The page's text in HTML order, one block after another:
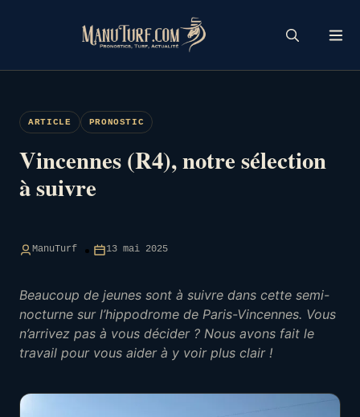
ARTICLE PRONOSTIC
Vincennes (R4), notre sélection
à suivre
ManuTurf 13 mai 2025
Beaucoup de jeunes sont à suivre dans cette semi-
nocturne sur l’hippodrome de Paris-Vincennes. Vous
n’arrivez pas à vous décider ? Nous avons fait le
travail pour vous aider à y voir plus clair !